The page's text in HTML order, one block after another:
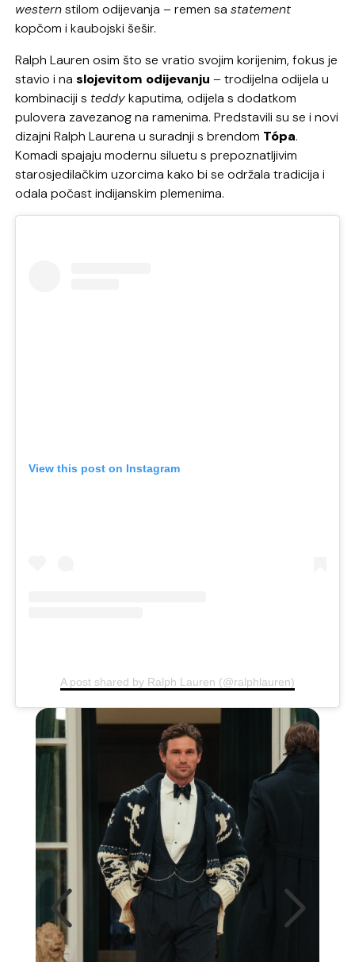
westernstilom odijevanja – remen sastatement
kopčom i kaubojski šešir.
Ralph Lauren osim što se vratio svojim korijenim, fokus je
stavio i naslojevitom odijevanju – trodijelna odijela u
kombinaciji s teddykaputima, odijela s dodatkom
pulovera zavezanog na ramenima. Predstavili su se i novi
dizajni Ralph Laurena u suradnji s brendom Tópa.
Komadi spajaju modernu siluetu s prepoznatljivim
starosjedilačkim uzorcima kako bi se održala tradicija i
odala počast indijanskim plemenima.
View this post on Instagram
A post shared by Ralph Lauren (@ralphlauren)